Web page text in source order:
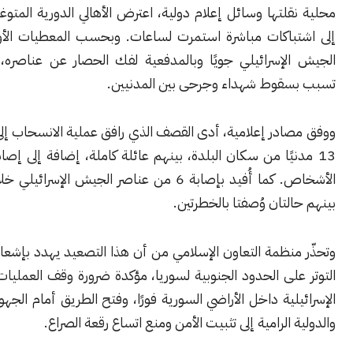
وسائل إعلام دولية، اعترض الأهالي الدورية المتوغلة، ما أدى
مباشرة استمرت لساعات. وبحسب المعطيات الأولية، تدخل
جويًا وبالمدفعية لفك الحصار عن عناصره، الأمر الذي
شهداء وجرحى بين المدنيين.
إعلامية، أدى القصف الذي رافق عملية الانسحاب إلى استشهاد
من سكان البلدة، بينهم عائلة كاملة، إضافة إلى إصابة عدد من
الأشخاص. كما أُفيد بإصابة 6 من عناصر الجيش الإسرائيلي خلال العملية،
وُصفتا بالخطرتين.
التعاون الإسلامي من أن هذا التصعيد يهدد بإشعال مزيد من
الحدود الجنوبية لسوريا، مؤكدة ضرورة وقف العمليات العسكرية
داخل الأراضي السورية فورًا، وفتح الطريق أمام الجهود الإقليمية
الرامية إلى تثبيت الأمن ومنع اتساع رقعة الصراع.